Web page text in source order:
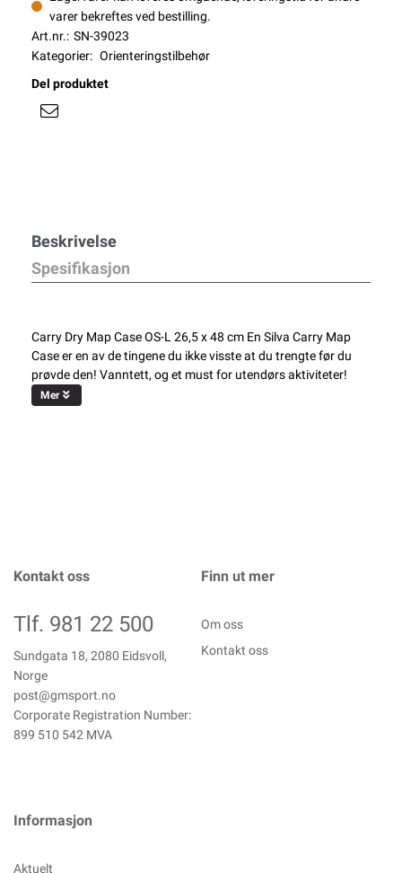
varer bekreftes ved bestilling.
Art.nr.: SN-39023
Kategorier: Orienteringstilbehør
Del produktet
Beskrivelse
Spesifikasjon
Carry Dry Map Case OS-L 26,5 x 48 cm En Silva Carry Map
Case er en av de tingene du ikke visste at du trengte før du
prøvde den! Vanntett, og et must for utendørs aktiviteter!
Mer
Kontakt oss
Tlf. 981 22 500
Sundgata 18, 2080 Eidsvoll,
Norge
post@gmsport.no
Corporate Registration Number:
899 510 542 MVA
Finn ut mer
Om oss
Kontakt oss
Informasjon
Aktuelt